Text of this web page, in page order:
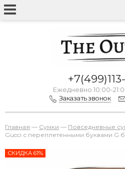
Ежедневно 10:00-
Заказать звонок
Главная — Сумки — Повседневные
Gucci с переплетенными буквами G
СКИДКА 61%